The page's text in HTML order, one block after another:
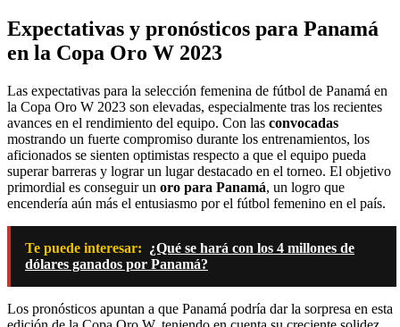
Expectativas y pronósticos para Panamá
en la Copa Oro W 2023
Las expectativas para la selección femenina de fútbol de Panamá en
la Copa Oro W 2023 son elevadas, especialmente tras los recientes
avances en el rendimiento del equipo. Con las convocadas
mostrando un fuerte compromiso durante los entrenamientos, los
aficionados se sienten optimistas respecto a que el equipo pueda
superar barreras y lograr un lugar destacado en el torneo. El objetivo
primordial es conseguir un oro para Panamá, un logro que
encendería aún más el entusiasmo por el fútbol femenino en el país.
Te puede interesar: ¿Qué se hará con los 4 millones de
dólares ganados por Panamá?
Los pronósticos apuntan a que Panamá podría dar la sorpresa en esta